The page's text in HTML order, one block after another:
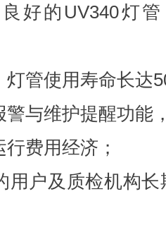
好的UV340灯
灯管使用寿命长达
警与维护提醒功能
费用经济；
用户及质检机构